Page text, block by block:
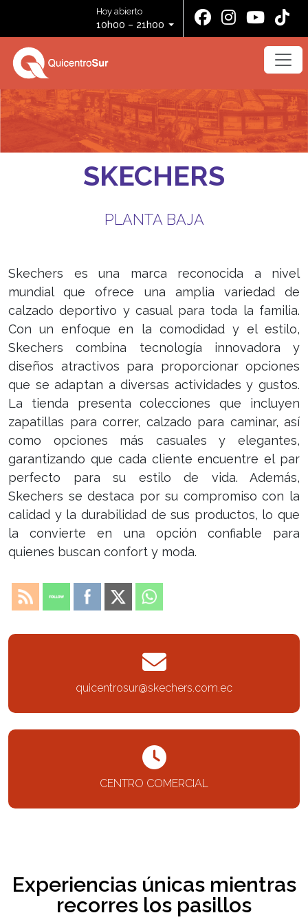
Hoy abierto
10h00 – 21h00
SKECHERS
PLANTA BAJA
Skechers es una marca reconocida a nivel
mundial que ofrece una amplia variedad de
calzado deportivo y casual para toda la familia.
Con un enfoque en la comodidad y el estilo,
Skechers combina tecnología innovadora y
diseños atractivos para proporcionar opciones
que se adaptan a diversas actividades y gustos.
La tienda presenta colecciones que incluyen
zapatillas para correr, calzado para caminar, así
como opciones más casuales y elegantes,
garantizando que cada cliente encuentre el par
perfecto para su estilo de vida. Además,
Skechers se destaca por su compromiso con la
calidad y la durabilidad de sus productos, lo que
la convierte en una opción confiable para
quienes buscan confort y moda.
quicentrosur@skechers.com.ec
CENTRO COMERCIAL
Experiencias únicas mientras
recorres los pasillos